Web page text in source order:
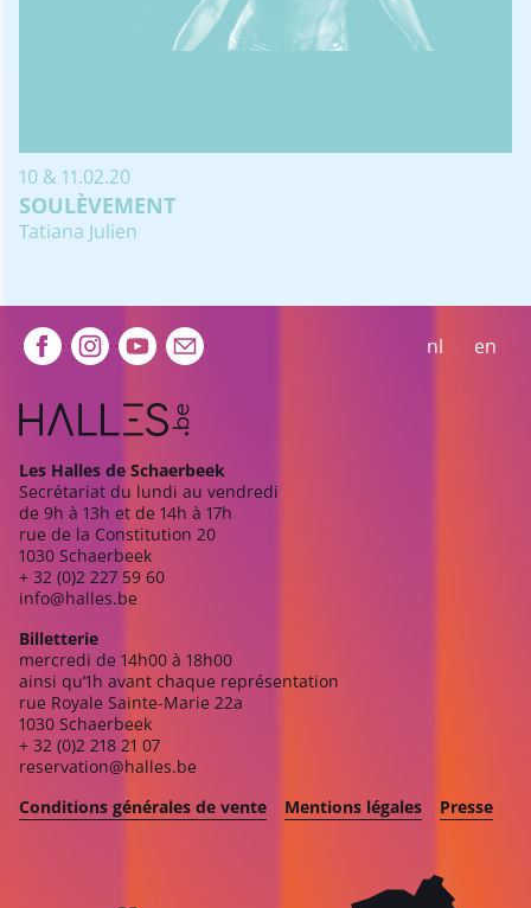
10 & 11.02.20
SOULÈVEMENT
Tatiana Julien
Extra navigation nl en
Les Halles de Schaerbeek
Secrétariat du lundi au vendredi
de 9h à 13h et de 14h à 17h
rue de la Constitution 20
1030 Schaerbeek
+ 32 (0)2 227 59 60
info@halles.be
Billetterie
mercredi de 14h00 à 18h00
ainsi qu’1h avant chaque représentation
rue Royale Sainte-Marie 22a
1030 Schaerbeek
+ 32 (0)2 218 21 07
reservation@halles.be
Conditions générales de vente
Mentions légales Presse